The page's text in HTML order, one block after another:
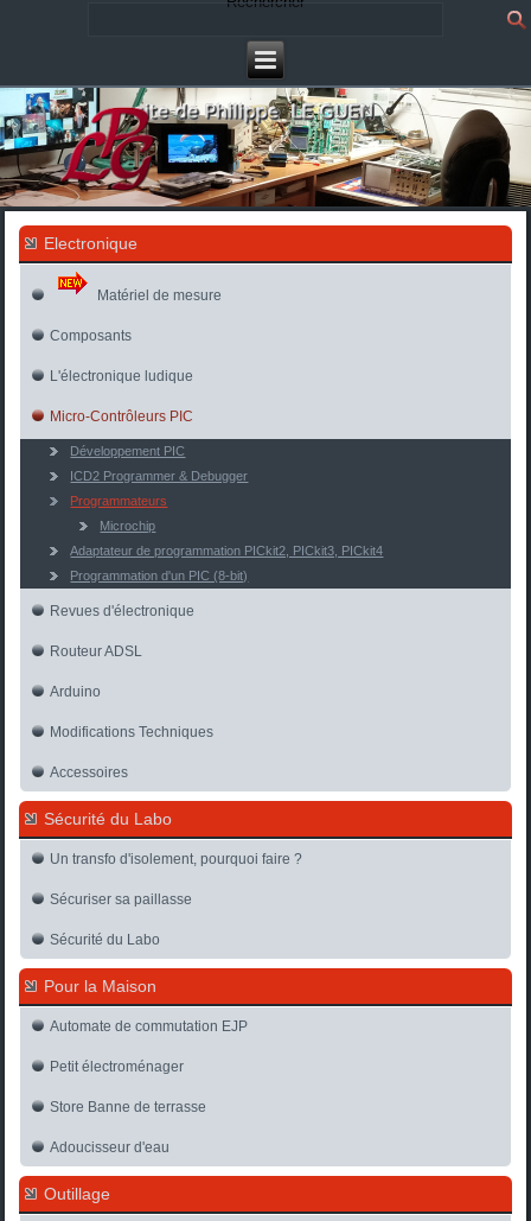
Electronique
Matériel de mesure
Composants
L'électronique ludique
Micro-Contrôleurs PIC
Développement PIC
ICD2 Programmer & Debugger
Programmateurs
Microchip
Adaptateur de programmation PICkit2, PICkit3, PICkit4
Programmation d'un PIC (8-bit)
Revues d'électronique
Routeur ADSL
Arduino
Modifications Techniques
Accessoires
Sécurité du Labo
Un transfo d'isolement, pourquoi faire ?
Sécuriser sa paillasse
Sécurité du Labo
Pour la Maison
Automate de commutation EJP
Petit électroménager
Store Banne de terrasse
Adoucisseur d'eau
Outillage